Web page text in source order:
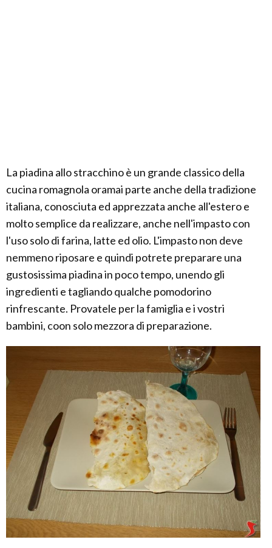
La piadina allo stracchino è un grande classico della
cucina romagnola oramai parte anche della tradizione
italiana, conosciuta ed apprezzata anche all'estero e
molto semplice da realizzare, anche nell'impasto con
l'uso solo di farina, latte ed olio. L'impasto non deve
nemmeno riposare e quindi potrete preparare una
gustosissima piadina in poco tempo, unendo gli
ingredienti e tagliando qualche pomodorino
rinfrescante. Provatele per la famiglia e i vostri
bambini, coon solo mezzora di preparazione.